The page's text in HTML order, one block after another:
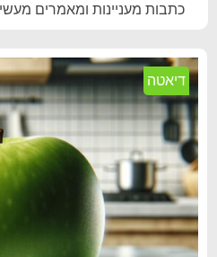
כתבות מעניינות ומאמרים
דיאטה